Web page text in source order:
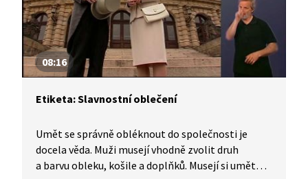
08:16
Etiketa: Slavnostní oblečení
Umět se správně obléknout do společnosti je
docela věda. Muži musejí vhodně zvolit druh
a barvu obleku, košile a doplňků. Musejí si umět